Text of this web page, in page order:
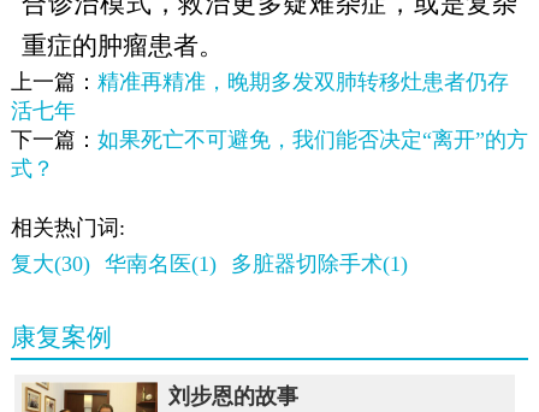
重症的肿瘤患者。
上一篇： 精准再精准，晚期多发双肺转移灶患者仍存
活七年
下一篇： 如果死亡不可避免，我们能否决定“离开”的方
式？
相关热门词:
复大(30)
华南名医(1) 多脏器切除手术(1)
康复案例
刘步恩的故事